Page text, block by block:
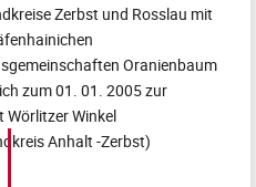
Zerbst und Rosslau mit
Oranienbaum
zum 01. 01. 2005 zur
Winkel
Anhalt -Zerbst)